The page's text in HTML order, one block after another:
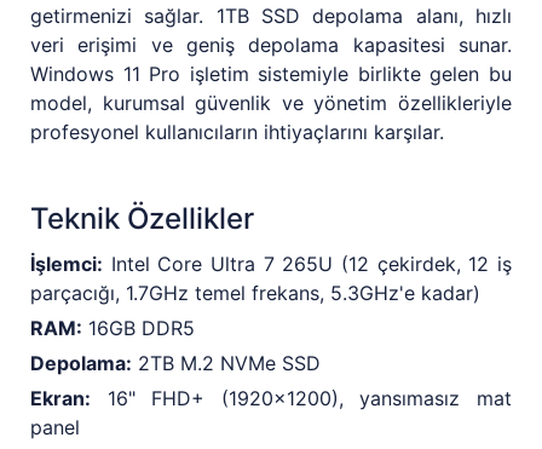
getirmenizi sağlar. 1TB SSD depolama alanı, hızlı
veri erişimi ve geniş depolama kapasitesi sunar.
Windows 11 Pro işletim sistemiyle birlikte gelen bu
model, kurumsal güvenlik ve yönetim özellikleriyle
profesyonel kullanıcıların ihtiyaçlarını karşılar.
Teknik Özellikler
İşlemci: Intel Core Ultra 7 265U (12 çekirdek, 12 iş
parçacığı, 1.7GHz temel frekans, 5.3GHz'e kadar)
RAM: 16GB DDR5
Depolama: 2TB M.2 NVMe SSD
Ekran: 16" FHD+ (1920x1200), yansımasız mat
panel